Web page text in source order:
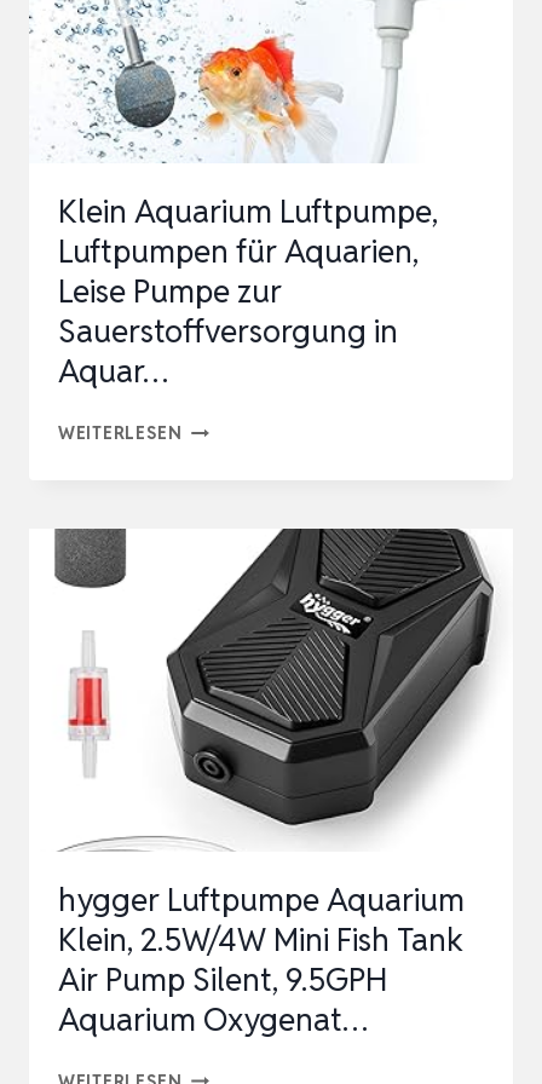
RÜCKSCHLAGVENTIL,
SEHR
LEISE
<33…
Klein Aquarium Luftpumpe,
Luftpumpen für Aquarien,
Leise Pumpe zur
Sauerstoffversorgung in
Aquar…
WEITERLESEN KLEIN
LUFTPUMPEN
AQUARIEN,
LEISE
PUMPE
ZUR
SAUERSTOFFVERSORGUNG
IN
hygger Luftpumpe Aquarium
Klein, 2.5W/4W Mini Fish Tank
Air Pump Silent, 9.5GPH
Aquarium Oxygenat…
HYGGER